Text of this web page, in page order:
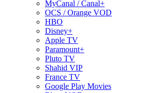
MyCanal / Canal+
OCS / Orange VOD
HBO
Disney+
Apple TV
Paramount+
Pluto TV
Shahid VIP
France TV
Google Play Movies